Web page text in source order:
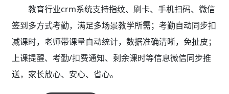
教育行业crm系统支持指纹、刷卡、手机扫码、微信
签到多方式考勤，满足多场景教学所需；考勤自动同步扣
减课时，老师带课量自动统计，数据准确清晰，免扯皮；
上课提醒、考勤/扣费通知、剩余课时等信息微信同步推
送，家长放心、安心、省心。